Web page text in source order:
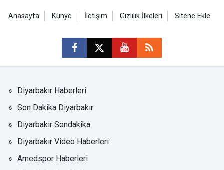
Anasayfa Künye İletişim Gizlilik İlkeleri Sitene Ekle
Diyarbakır Haberleri
Son Dakika Diyarbakır
Diyarbakır Sondakika
Diyarbakır Video Haberleri
Amedspor Haberleri